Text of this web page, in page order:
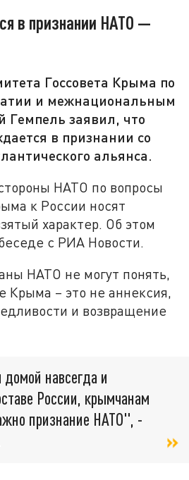
в признании НАТО —
Госсовета Крыма по
и межнациональным
заявил, что
в признании со
альянса.
НАТО по вопросы
к России носят
характер. Об этом
с РИА Новости.
НАТО не могут понять,
Крыма – это не аннексия,
и возвращение
навсегда и
России, крымчанам
признание НАТО", -